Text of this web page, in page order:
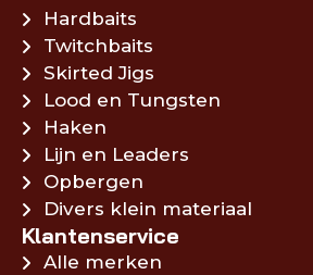
Hardbaits
Twitchbaits
Skirted Jigs
Lood en Tungsten
Haken
Lijn en Leaders
Opbergen
Divers klein materiaal
Klantenservice
Alle merken